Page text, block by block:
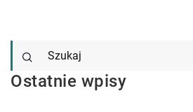
Ostatnie wpisy